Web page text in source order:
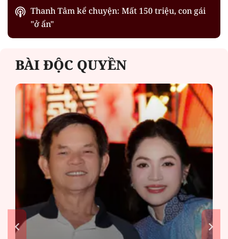
Thanh Tâm kể chuyện: Mất 150 triệu, con gái
"ở ẩn"
BÀI ĐỘC QUYỀN